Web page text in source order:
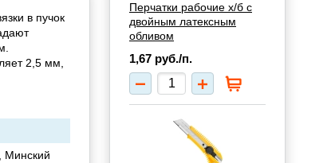
в пучок
2,5 мм,
Минский
Перчатки рабочие х/б с
двойным латексным
обливом
1,67 руб./п.